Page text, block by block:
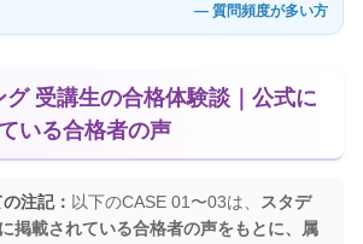
— 質問頻度が多い方
グ 受講生の合格体験談｜公式に
いる合格者の声
注記： 以下のCASE 01〜03は、 スタデ
掲載されている合格者の声をもとに、属